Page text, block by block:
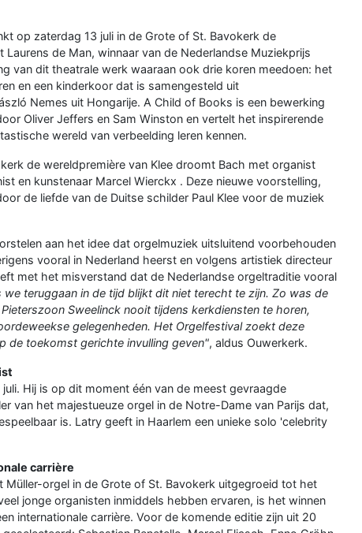
op zaterdag 13 juli in de Grote of St. Bavokerk de
de Man, winnaar van de Nederlandse Muziekprijs
van dit theatrale werk waaraan ook drie koren meedoen: het
en een kinderkoor dat is samengesteld uit
Nemes uit Hongarije. A Child of Books is een bewerking
Oliver Jeffers en Sam Winston en vertelt het inspirerende
wereld van verbeelding leren kennen.
de wereldpremière van Klee droomt Bach met organist
en kunstenaar Marcel Wierckx . Deze nieuwe voorstelling,
de liefde van de Duitse schilder Paul Klee voor de muziek
aan het idee dat orgelmuziek uitsluitend voorbehouden
vooral in Nederland heerst en volgens artistiek directeur
met het misverstand dat de Nederlandse orgeltraditie vooral
we teruggaan in de tijd blijkt dit niet terecht te zijn. Zo was de
Sweelinck nooit tijdens kerkdiensten te horen,
gelegenheden. Het Orgelfestival zoekt deze
de toekomst gerichte invulling geven", aldus Ouwerkerk.
Hij is op dit moment één van de meest gevraagde
van het majestueuze orgel in de Notre-Dame van Parijs dat,
is. Latry geeft in Haarlem een unieke solo 'celebrity
carrière
orgel in de Grote of St. Bavokerk uitgegroeid tot het
jonge organisten inmiddels hebben ervaren, is het winnen
internationale carrière. Voor de komende editie zijn uit 20